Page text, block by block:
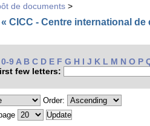
de documents >
CICC - Centre international
0-9 A B C D E F G H I J K L M N O P
few letters:
Order: